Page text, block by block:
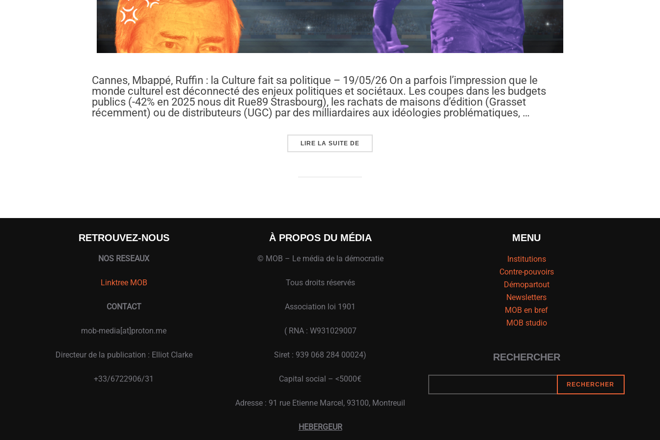
Cannes, Mbappé, Ruffin : la Culture fait sa politique – 19/05/26 On a parfois l’impression que le
monde culturel est déconnecté des enjeux politiques et sociétaux. Les coupes dans les budgets
publics (-42% en 2025 nous dit Rue89 Strasbourg), les rachats de maisons d’édition (Grasset
récemment) ou de distributeurs (UGC) par des milliardaires aux idéologies problématiques, …
LIRE LA SUITE DE
RETROUVEZ-NOUS
NOS RESEAUX
Linktree MOB
CONTACT
mob-media[at]proton.me
Directeur de la publication : Elliot Clarke
+33/6722906/31
À PROPOS DU MÉDIA
© MOB – Le média de la démocratie
Tous droits réservés
Association loi 1901
( RNA : W931029007
Siret : 939 068 284 00024)
Capital social – <5000€
Adresse : 91 rue Etienne Marcel, 93100, Montreuil
HEBERGEUR
MENU
Institutions
Contre-pouvoirs
Démopartout
Newsletters
MOB en bref
MOB studio
RECHERCHER
RECHERCHER